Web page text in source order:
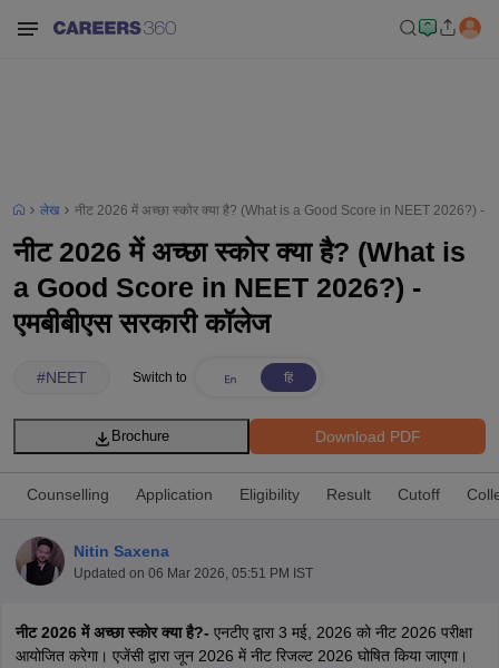
लेख नीट 2026 में अच्छा स्कोर क्या है? (What is a Good Score in NEET 2026?) -
नीट 2026 में अच्छा स्कोर क्या है? (What is
a Good Score in NEET 2026?) -
एमबीबीएस सरकारी कॉलेज
#NEET Switch to
Download PDF
Brochure
Counselling Application Eligibility Result Cutoff
Nitin Saxena
Updated on 06 Mar 2026, 05:51 PM IST
नीट 2026में अच्छा स्कोर क्या है?- एनटीए द्वारा 3 मई, 2026 को नीट 2026 परीक्षा
आयोजित करेगा। एजेंसी द्वारा जून 2026 में नीट रिजल्ट 2026 घोषित किया जाएगा।